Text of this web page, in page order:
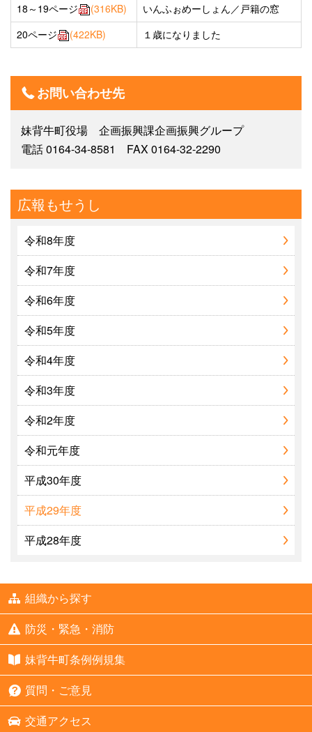
18～19ページ
(316KB)
いんふぉめーしょん／戸籍の窓
20ページ
(422KB) １歳になりました
お問い合わせ先
妹背牛町役場 企画振興課企画振興グループ
電話 0164-34-8581 FAX 0164-32-2290
広報もせうし
令和8年度
令和7年度
令和6年度
令和5年度
令和4年度
令和3年度
令和2年度
令和元年度
平成30年度
平成29年度
平成28年度
組織から探す
防災・緊急・消防
妹背牛町条例例規集
質問・ご意見
交通アクセス